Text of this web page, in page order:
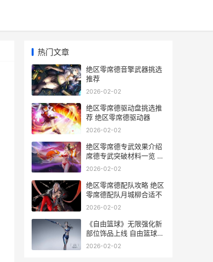
热门文章
绝区零席德音擎武器挑选
推荐
2026-02-02
绝区零席德驱动盘挑选推
荐 绝区零席德驱动器
2026-02-02
绝区零席德专武效果介绍
席德专武突破材料一览 绝
区零席德专武提升大不大
2026-02-02
绝区零席德配队攻略 绝区
零席德配队月城柳合适不
2026-02-02
《自由篮球》无限强化新
部位饰品上线 自由篮球
mv
2026-02-02